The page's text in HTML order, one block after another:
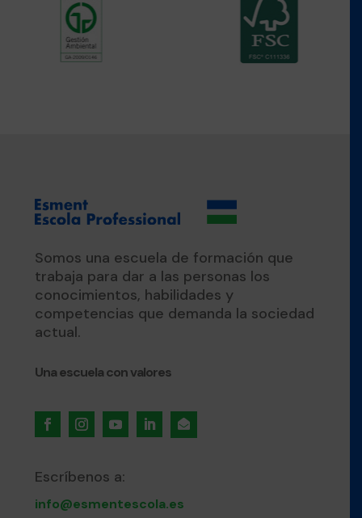
Somos una escuela de formación que
trabaja para dar a las personas los
conocimientos, habilidades y
competencias que demanda la sociedad
actual.
Una escuela con valores

Escríbenos a:
info@esmentescola.es